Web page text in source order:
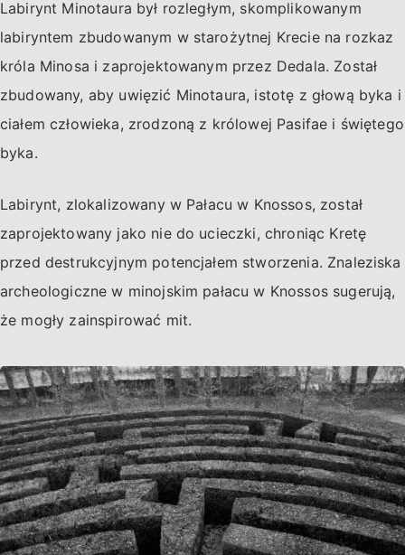
Labirynt Minotaura był rozległym, skomplikowanym
labiryntem zbudowanym w starożytnej Krecie na rozkaz
króla Minosa i zaprojektowanym przez Dedala. Został
zbudowany, aby uwięzić Minotaura, istotę z głową byka i
ciałem człowieka, zrodzoną z królowej Pasifae i świętego
byka.
Labirynt, zlokalizowany w Pałacu w Knossos, został
zaprojektowany jako nie do ucieczki, chroniąc Kretę
przed destrukcyjnym potencjałem stworzenia. Znaleziska
archeologiczne w minojskim pałacu w Knossos sugerują,
że mogły zainspirować mit.